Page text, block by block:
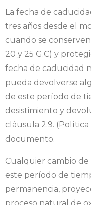
La fecha de
tres años desde el
cuando se
20 y 25 G.C) y
fecha de caducidad
pueda devolverse
de este período de
desistimiento y
cláusula 2.9.
documento.
Cualquier cambio
este período de
permanencia,